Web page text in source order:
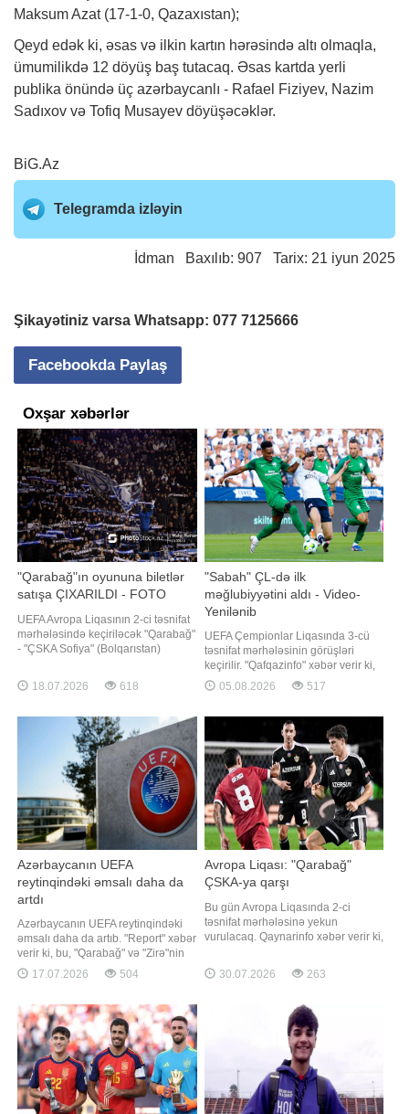
Maksum Azat (17-1-0, Qazaxıstan);
Qeyd edək ki, əsas və ilkin kartın hərəsində altı olmaqla,
ümumilikdə 12 döyüş baş tutacaq. Əsas kartda yerli
publika önündə üç azərbaycanlı - Rafael Fiziyev, Nazim
Sadıxov və Tofiq Musayev döyüşəcəklər.
BiG.Az
Telegramda izləyin
İdman Baxılıb: 907 Tarix: 21 iyun 2025
Şikayətiniz varsa Whatsapp: 077 7125666
Facebookda Paylaş
Oxşar xəbərlər
"Qarabağ"ın oyununa biletlər
satışa ÇIXARILDI - FOTO
UEFA Avropa Liqasının 2-ci təsnifat
mərhələsində keçiriləcək "Qarabağ"
- "ÇSKA Sofiya" (Bolqarıstan)
çıxarılıb. xəbər verir ki, bu barədə
"Qarabağ"ın mətbuat xidməti
adına Respublika stadionunda
keçiriləcək qarşılaşmanı
18.07.2026 618
"Sabah" ÇL-də ilk
məğlubiyyətini aldı - Video-
Yenilənib
UEFA Çempionlar Liqasında 3-cü
təsnifat mərhələsinin görüşləri
keçirilir. "Qafqazinfo" xəbər verir ki,
Azərbaycan təmsilçisi "Sabah" da
bu gün meydana çıxacaq. Valdas
Danimarka səfərində "Orhus"la
qarşılaşacaq. Oyun Bakı vaxtı ilə
saat 20:30-da başlayacaq
05.08.2026 517
Azərbaycanın UEFA
reytinqindəki əmsalı daha da
artdı
Azərbaycanın UEFA reytinqindəki
əmsalı daha da artıb. "Report" xəbər
verir ki, bu, "Qarabağ" və "Zirə"nin
avrokubokların I təsnifat
mərhələsinin cavab oyununda
mümkün olub. Ağdam təmsilçisi
UEFA Avropa Liqasında
İslandiyanın "Vestri"
17.07.2026 504
Avropa Liqası: "Qarabağ"
ÇSKA-ya qarşı
Bu gün Avropa Liqasında 2-ci
təsnifat mərhələsinə yekun
vurulacaq. Qaynarinfo xəbər verir ki,
mərhələnin cavab matçına çıxacaq.
Qurban Qurbanovun komandası
olacaq. Görüş Bakı vaxtı ilə saat
22:00-da başlayacaq. Bakıda
30.07.2026 263